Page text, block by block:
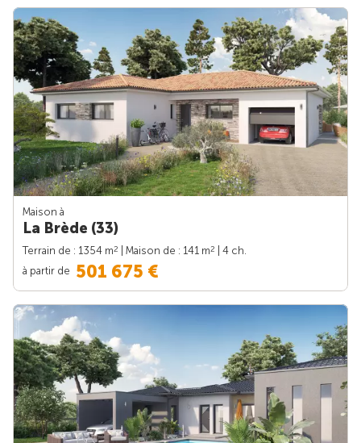
Maison à
La Brède (33)
Terrain de : 1354 m2 | Maison de : 141 m2
| 4 ch.
à partir de 501 675 €